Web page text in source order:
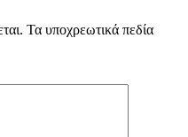
Τα υποχρεωτικά πεδία